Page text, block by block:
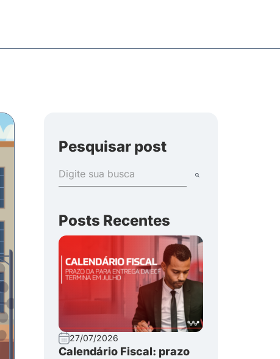
Pesquisar post
Posts Recentes
27/07/2026
Calendário Fiscal: prazo